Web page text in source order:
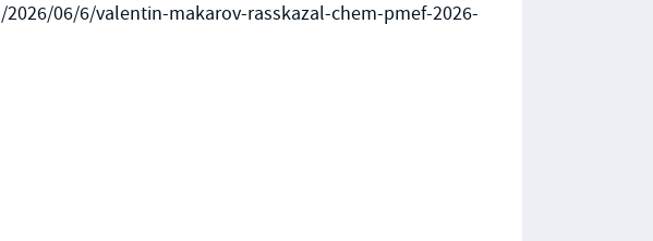
06/6/valentin-makarov-rasskazal-chem-pmef-2026-